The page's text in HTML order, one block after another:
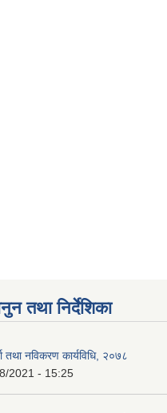
तथा निर्देशिका
तथा नविकरण कार्यविधि, २०७८
2021 - 15:25